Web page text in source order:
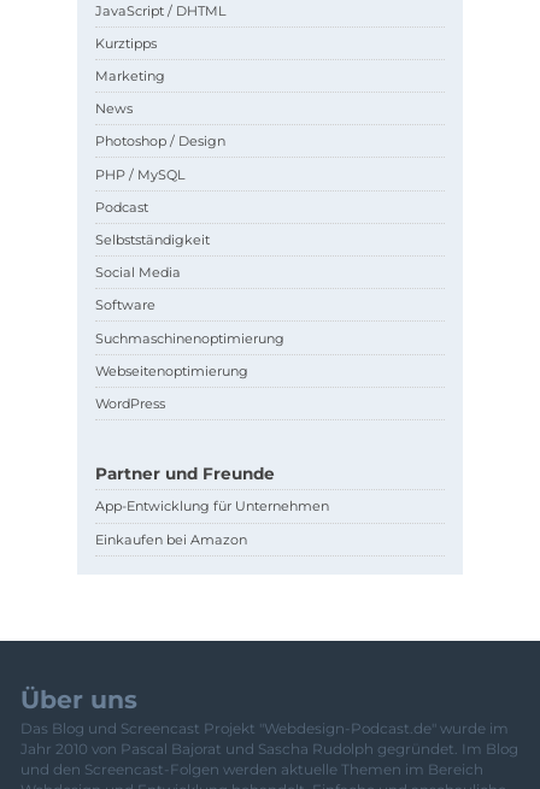
JavaScript / DHTML
Kurztipps
Marketing
News
Photoshop / Design
PHP / MySQL
Podcast
Selbstständigkeit
Social Media
Software
Suchmaschinenoptimierung
Webseitenoptimierung
WordPress
Partner und Freunde
App-Entwicklung für Unternehmen
Einkaufen bei Amazon
Über uns
Das Blog und Screencast Projekt "Webdesign-Podcast.de" wurde im
Jahr 2010 von Pascal Bajorat und Sascha Rudolph gegründet. Im Blog
und den Screencast-Folgen werden aktuelle Themen im Bereich